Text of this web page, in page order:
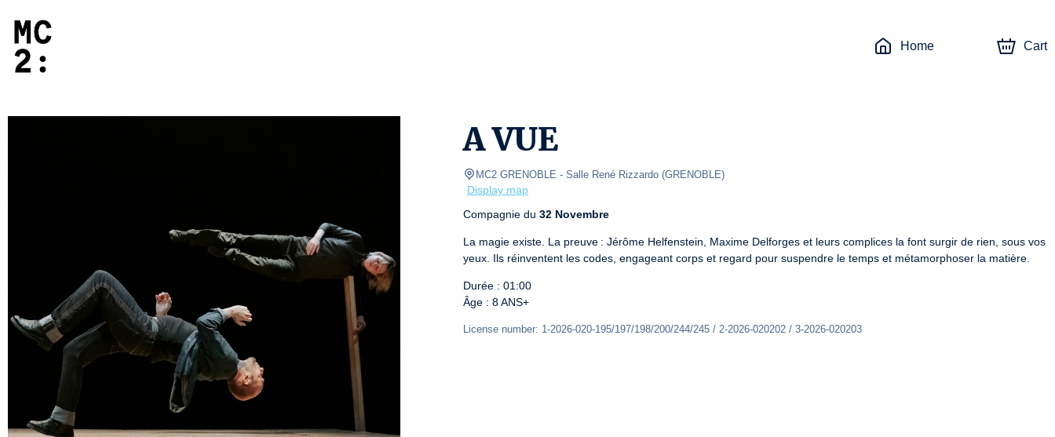
Home Cart
A VUE
MC2 GRENOBLE - Salle René Rizzardo (GRENOBLE)
Display map
Compagnie du 32 Novembre
La magie existe. La preuve : Jérôme Helfenstein, Maxime Delforges et leurs complices la font surgir de rien, sous vos
yeux. Ils réinventent les codes, engageant corps et regard pour suspendre le temps et métamorphoser la matière.
Durée : 01:00
Âge : 8 ANS+
License number: 1-2026-020-195/197/198/200/244/245 / 2-2026-020202 / 3-2026-020203